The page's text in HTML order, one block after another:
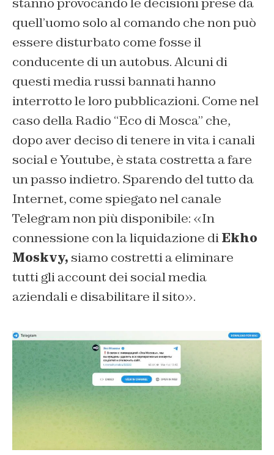
quell’uomo solo al comando che non può
essere disturbato come fosse il
conducente di un autobus. Alcuni di
questi media russi bannati hanno
interrotto le loro pubblicazioni. Come nel
caso della Radio “Eco di Mosca” che,
dopo aver deciso di tenere in vita i canali
social e Youtube, è stata costretta a fare
un passo indietro. Sparendo del tutto da
Internet, come spiegato nel canale
Telegram non più disponibile: «In
connessione con la liquidazione diEkho
Moskvy, siamo costretti a eliminare
tutti gli account dei social media
aziendali e disabilitare il sito».